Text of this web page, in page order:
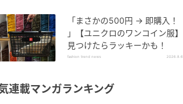
「まさかの500円 → 即購入！
」【ユニクロのワンコイン服】
見つけたらラッキーかも！
fashion trend news 2026.8.6
連載マンガランキング